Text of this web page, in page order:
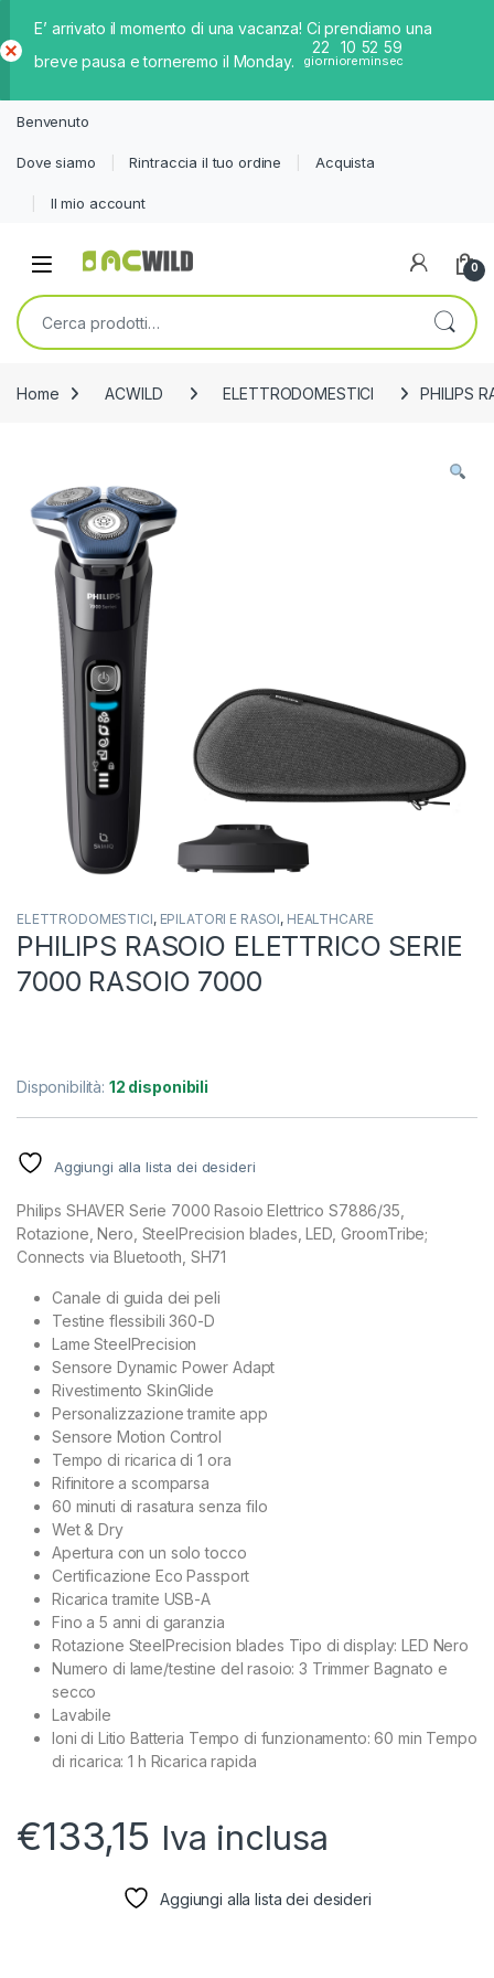
E’ arrivato il momento di una vacanza! Ci prendiamo una
breve pausa e torneremo il Monday.
22
giorni
10
ore
52
min
59
sec
iud
Benvenuto
Dove siamo Rintraccia il tuo ordine Acquista
Il mio account
0
Cerca:
Home ACWILD ELETTRODOMESTICI PHILIPS
ELETTRODOMESTICI, EPILATORI E RASOI, HEALTHCARE
PHILIPS RASOIO ELETTRICO SERIE
7000 RASOIO 7000
Disponibilità: 12 disponibili
Aggiungi alla lista dei desideri
Philips SHAVER Serie 7000 Rasoio Elettrico S7886/35,
Rotazione, Nero, SteelPrecision blades, LED, GroomTribe;
Connects via Bluetooth, SH71
Canale di guida dei peli
Testine flessibili 360-D
Lame SteelPrecision
Sensore Dynamic Power Adapt
Rivestimento SkinGlide
Personalizzazione tramite app
Sensore Motion Control
Tempo di ricarica di 1 ora
Rifinitore a scomparsa
60 minuti di rasatura senza filo
Wet & Dry
Apertura con un solo tocco
Certificazione Eco Passport
Ricarica tramite USB-A
Fino a 5 anni di garanzia
Rotazione SteelPrecision blades Tipo di display: LED Nero
Numero di lame/testine del rasoio: 3 Trimmer Bagnato e
secco
Lavabile
Ioni di Litio Batteria Tempo di funzionamento: 60 min Tempo
di ricarica: 1 h Ricarica rapida
€133,15 Iva inclusa
Aggiungi alla lista dei desideri